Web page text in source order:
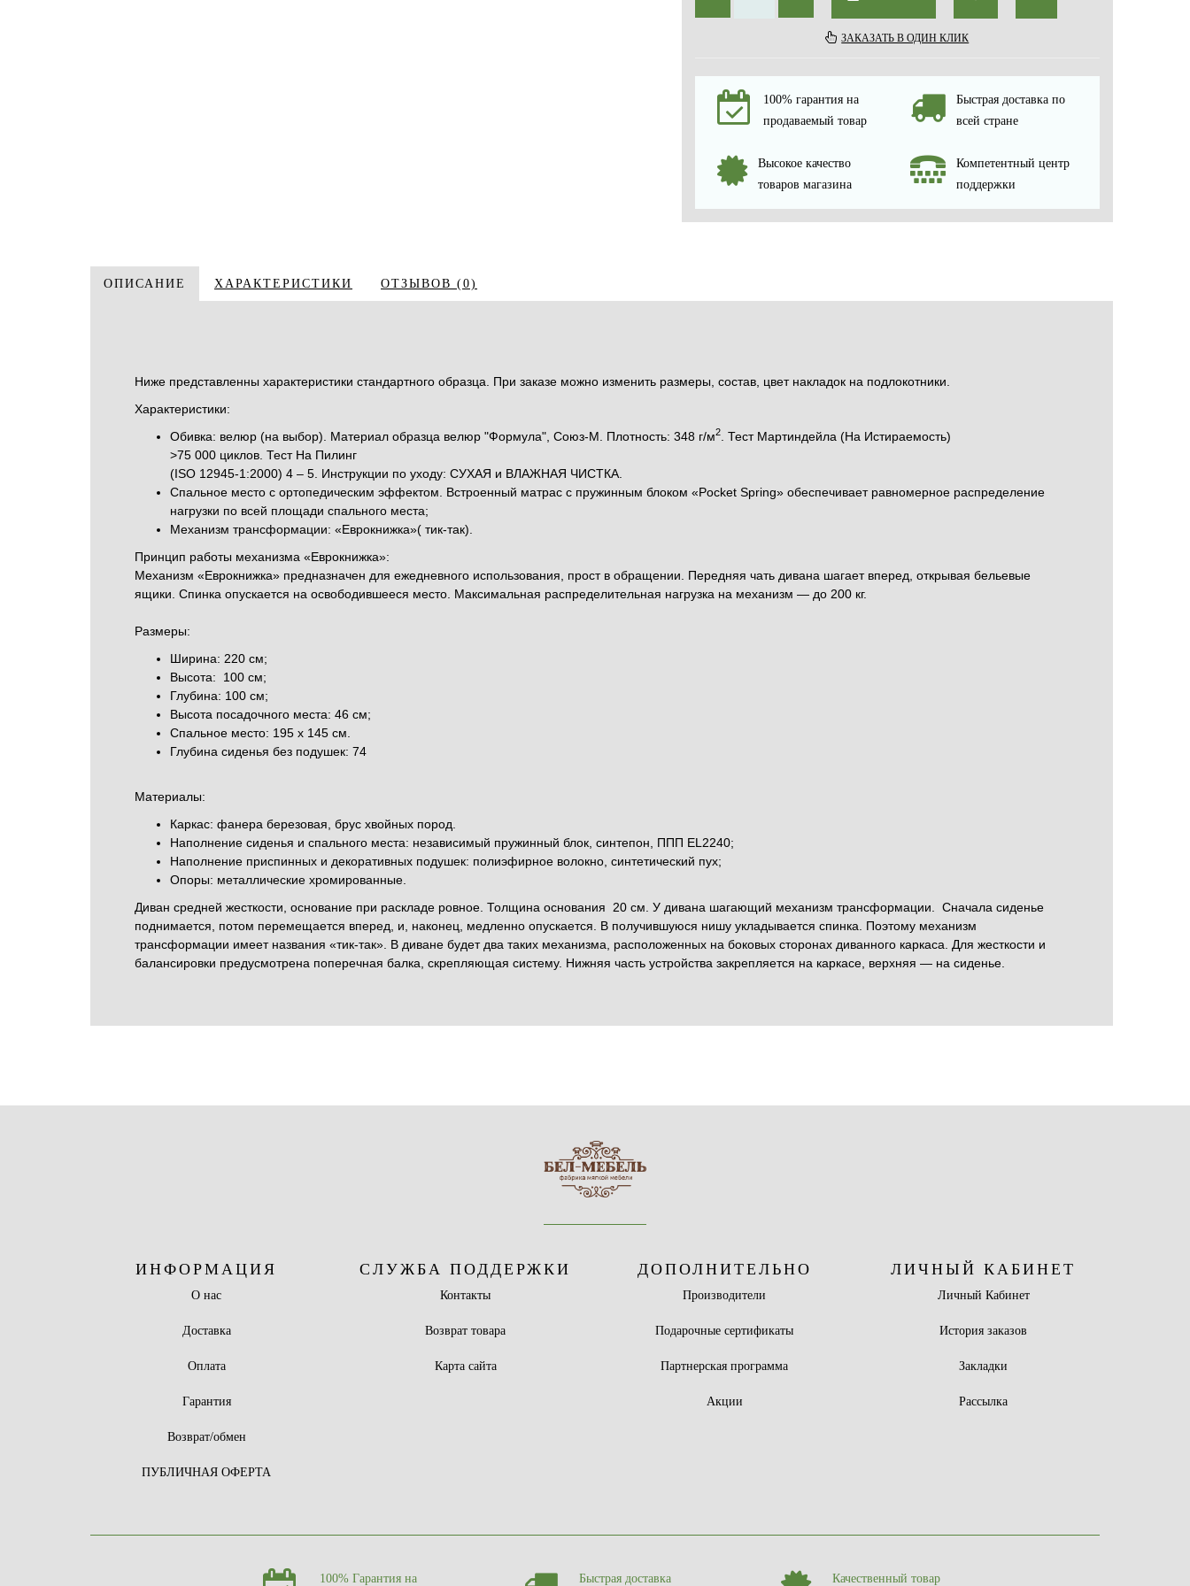
ЗАКАЗАТЬ В ОДИН КЛИК
100% гарантия на
продаваемый товар
Быстрая доставка по
всей стране
Высокое качество
товаров магазина
Компетентный центр
поддержки
ОПИСАНИЕ ХАРАКТЕРИСТИКИ ОТЗЫВОВ (0)
Ниже представленны характеристики стандартного образца. При заказе можно изменить размеры, состав, цвет накладок на подлокотники.
Характеристики:
Обивка: велюр (на выбор). Материал образца велюр "Формула", Союз-М. Плотность: 348 г/м2
. Тест Мартиндейла (На Истираемость)
>75 000 циклов. Тест На Пилинг
(ISO 12945-1:2000) 4 – 5. Инструкции по уходу: СУХАЯ и ВЛАЖНАЯ ЧИСТКА.
Спальное место с ортопедическим эффектом. Встроенный матрас с пружинным блоком «Pocket Spring» обеспечивает равномерное распределение
нагрузки по всей площади спального места;
Механизм трансформации: «Еврокнижка»( тик-так).
Принцип работы механизма «Еврокнижка»:
Механизм «Еврокнижка» предназначен для ежедневного использования, прост в обращении. Передняя чать дивана шагает вперед, открывая бельевые
ящики. Спинка опускается на освободившееся место. Максимальная распределительная нагрузка на механизм — до 200 кг.
Размеры:
Ширина: 220 см;
Высота: 100 см;
Глубина: 100 см;
Высота посадочного места: 46 см;
Спальное место: 195 х 145 см.
Глубина сиденья без подушек: 74
Материалы:
Каркас: фанера березовая, брус хвойных пород.
Наполнение сиденья и спального места: независимый пружинный блок, синтепон, ППП EL2240;
Наполнение приспинных и декоративных подушек: полиэфирное волокно, синтетический пух;
Опоры: металлические хромированные.
Диван средней жесткости, основание при раскладе ровное. Толщина основания 20 см. У дивана шагающий механизм трансформации. Сначала сиденье
поднимается, потом перемещается вперед, и, наконец, медленно опускается. В получившуюся нишу укладывается спинка. Поэтому механизм
трансформации имеет названия «тик-так». В диване будет два таких механизма, расположенных на боковых сторонах диванного каркаса. Для жесткости и
балансировки предусмотрена поперечная балка, скрепляющая систему. Нижняя часть устройства закрепляется на каркасе, верхняя — на сиденье.
ИНФОРМАЦИЯ
О нас
Доставка
Оплата
Гарантия
Возврат/обмен
ПУБЛИЧНАЯ ОФЕРТА
СЛУЖБА ПОДДЕРЖКИ
Контакты
Возврат товара
Карта сайта
ДОПОЛНИТЕЛЬНО
Производители
Подарочные сертификаты
Партнерская программа
Акции
ЛИЧНЫЙ КАБИНЕТ
Личный Кабинет
История заказов
Закладки
Рассылка
100% Гарантия на Быстрая доставка Качественный товар